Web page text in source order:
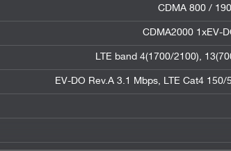
CDMA 800 /
CDMA2000 1xEV-
LTE band 4(1700/2100),
EV-DO Rev.A 3.1 Mbps, LTE Cat4 150/